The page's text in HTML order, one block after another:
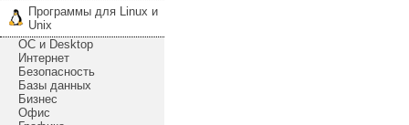
Программы для Linux и
Unix
ОС и Desktop
Интернет
Безопасность
Базы данных
Бизнес
Офис